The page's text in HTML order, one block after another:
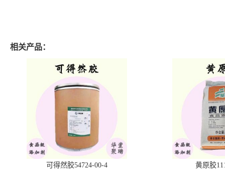
相关产品：
可得然胶54724-00-4 黄原胶